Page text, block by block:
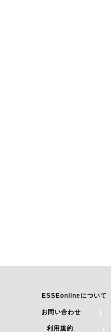
ESSEonlineについて
お問い合わせ
利用規約